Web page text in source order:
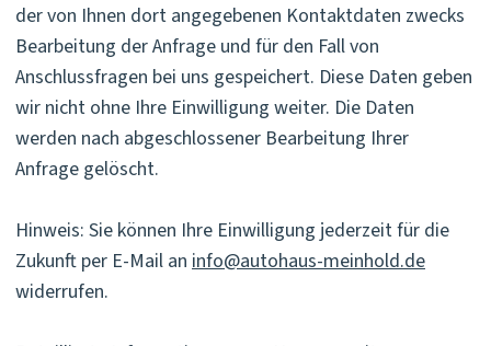
der von Ihnen dort angegebenen Kontaktdaten zwecks
Bearbeitung der Anfrage und für den Fall von
Anschlussfragen bei uns gespeichert. Diese Daten geben
wir nicht ohne Ihre Einwilligung weiter. Die Daten
werden nach abgeschlossener Bearbeitung Ihrer
Anfrage gelöscht.
Hinweis: Sie können Ihre Einwilligung jederzeit für die
Zukunft per E-Mail an info@autohaus-meinhold.de
widerrufen.